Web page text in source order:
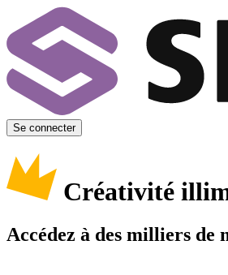
Se connecter
Créativité
Accédez à des milliers de